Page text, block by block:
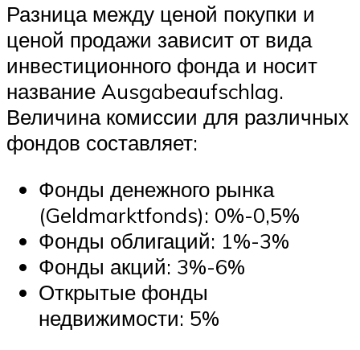
Разница между ценой покупки и
ценой продажи зависит от вида
инвестиционного фонда и носит
название Ausgabeaufschlag.
Величина комиссии для различных
фондов составляет:
Фонды денежного рынка
(Geldmarktfonds): 0%-0,5%
Фонды облигаций: 1%-3%
Фонды акций: 3%-6%
Открытые фонды
недвижимости: 5%